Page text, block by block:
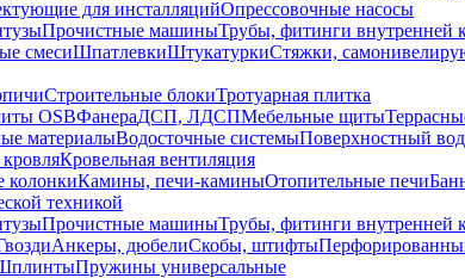
для инсталляцийОпрессовочные насосы
Прочистные машиныТрубы, фитинги внутренней
смесиШпатлевкиШтукатуркиСтяжки,
Строительные блокиТротуарная плитка
OSBФанераДСП, ЛДСПМебельные щиты
материалыВодосточные системыПоверхностный
Кровельная вентиляция
колонкиКамины, печи-каминыОтопительные печи
техникой
Прочистные машиныТрубы, фитинги внутренней
Анкеры, дюбелиСкобы, штифты
Пружины универсальные